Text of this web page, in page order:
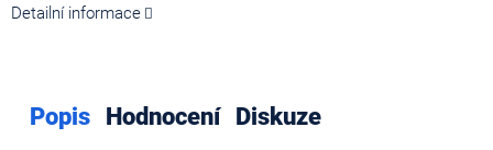
Detailní informace
Popis Hodnocení
Diskuze